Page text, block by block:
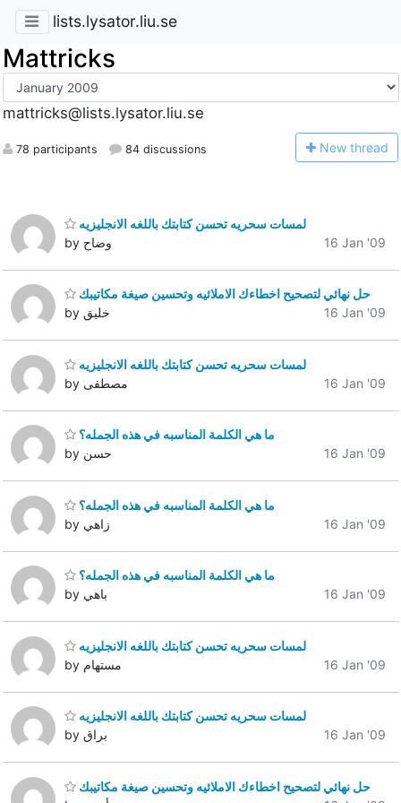
lists.lysator.liu.se
Mattricks
mattricks@lists.lysator.liu.se
78 participants 84 discussions New thread
لمسات سحريه تحسن كتابتك باللغه الانجليزيه
by وضاح
16 Jan '09
حل نهائي لتصحيح اخطاءك الاملائيه وتحسين صيغة مكاتيبك
by خليق
16 Jan '09
لمسات سحريه تحسن كتابتك باللغه الانجليزيه
by مصطفى
16 Jan '09
ما هي الكلمة المناسبه في هذه الجمله؟
by حسن
16 Jan '09
ما هي الكلمة المناسبه في هذه الجمله؟
by زاهي
16 Jan '09
ما هي الكلمة المناسبه في هذه الجمله؟
by باهي
16 Jan '09
لمسات سحريه تحسن كتابتك باللغه الانجليزيه
by مستهام
16 Jan '09
لمسات سحريه تحسن كتابتك باللغه الانجليزيه
by براق
16 Jan '09
حل نهائي لتصحيح اخطاءك الاملائيه وتحسين صيغة مكاتيبك